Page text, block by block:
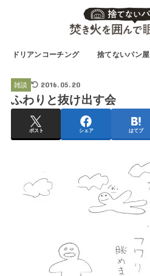
ドリアンコーチング 捨てないパン屋
雑談 2016.05.20
ふわりと抜け出す会
ポスト シェア はてブ